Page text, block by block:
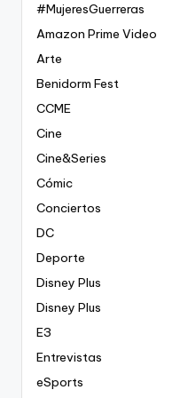
#MujeresGuerreras
Amazon Prime Video
Arte
Benidorm Fest
CCME
Cine
Cine&Series
Cómic
Conciertos
DC
Deporte
Disney Plus
Disney Plus
E3
Entrevistas
eSports